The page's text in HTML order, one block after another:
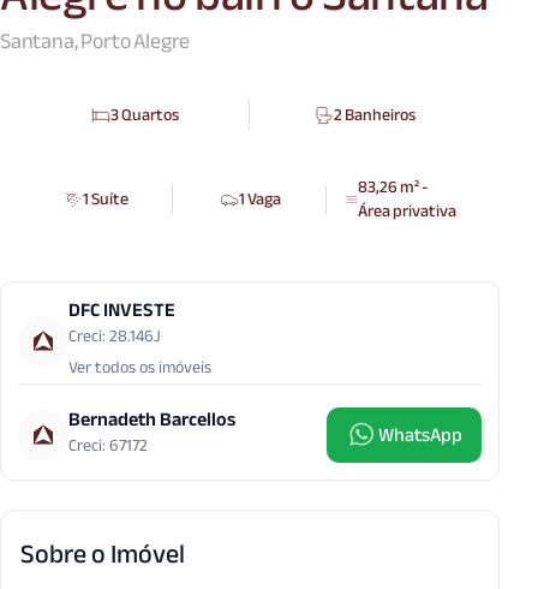
Santana, Porto Alegre
3 Quartos 2 Banheiros
1 Suíte 1 Vaga 83,26 m² -
Área privativa
DFC INVESTE
Creci: 28.146J
Ver todos os imóveis
Bernadeth Barcellos
Creci: 67172 WhatsApp
Sobre o Imóvel